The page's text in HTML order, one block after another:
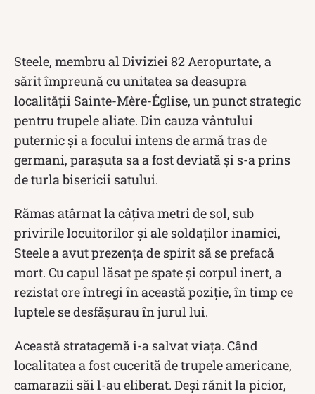
Steele, membru al Diviziei 82 Aeropurtate, a
sărit împreună cu unitatea sa deasupra
localității Sainte-Mère-Église, un punct strategic
pentru trupele aliate. Din cauza vântului
puternic și a focului intens de armă tras de
germani, parașuta sa a fost deviată și s-a prins
de turla bisericii satului.
Rămas atârnat la câțiva metri de sol, sub
privirile locuitorilor și ale soldaților inamici,
Steele a avut prezența de spirit să se prefacă
mort. Cu capul lăsat pe spate și corpul inert, a
rezistat ore întregi în această poziție, în timp ce
luptele se desfășurau în jurul lui.
Această stratagemă i-a salvat viața. Când
localitatea a fost cucerită de trupele americane,
camarazii săi l-au eliberat. Deși rănit la picior,